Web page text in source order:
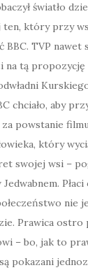
światło
który przy
BBC. TVP nawet
na tą
chciało, aby
powstanie
który
swojej wsi –
nie
Prawica ostro
– bo, jak to
pokazani